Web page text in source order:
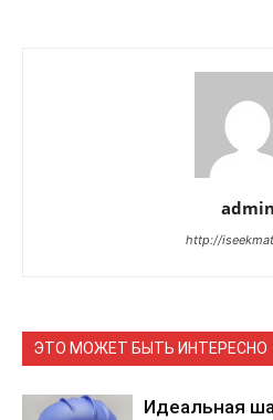
admin
http://
ЭТО МОЖЕТ БЫТЬ ИНТЕРЕСНО
Идеальная